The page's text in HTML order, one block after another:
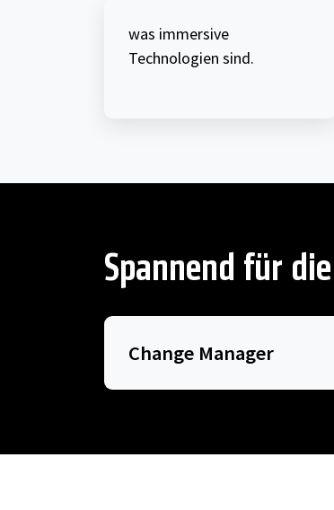
was immersive
Technologien sind.
Spannend für
Change Manager